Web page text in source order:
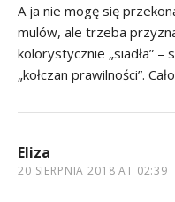
A ja nie mogę się
mulów, ale trzeba
kolorystycznie „siadła” –
„kołczan prawilności”.
Eliza
20 SIERPNIA 2018 AT 02:39